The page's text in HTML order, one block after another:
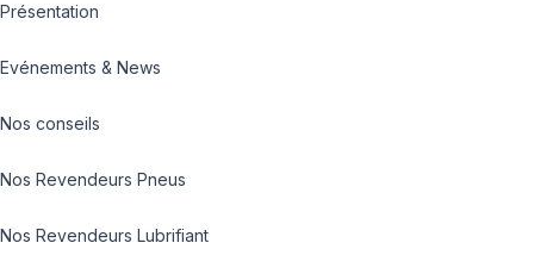
Présentation
Evénements & News
Nos conseils
Nos Revendeurs Pneus
Nos Revendeurs Lubrifiant